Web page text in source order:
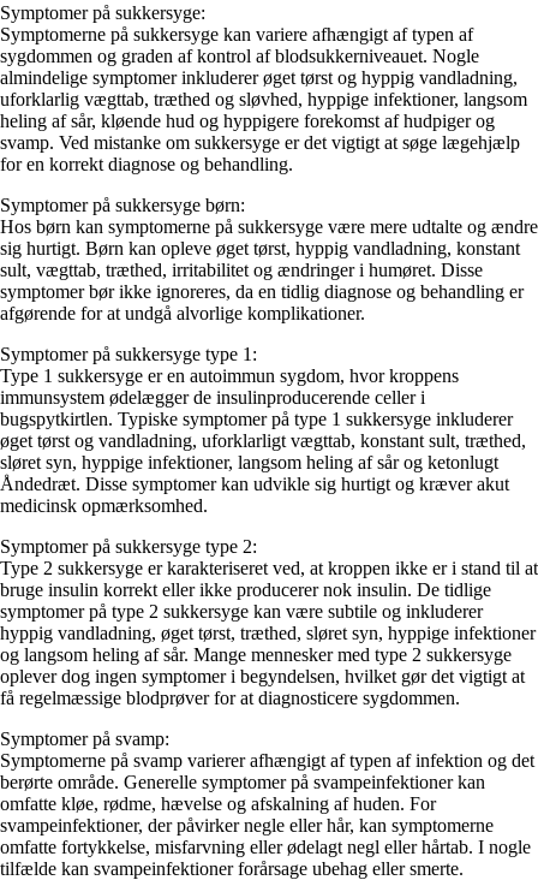
Symptomer på sukkersyge:
Symptomerne på sukkersyge kan variere afhængigt af typen af
sygdommen og graden af kontrol af blodsukkerniveauet. Nogle
almindelige symptomer inkluderer øget tørst og hyppig vandladning,
uforklarlig vægttab, træthed og sløvhed, hyppige infektioner, langsom
heling af sår, kløende hud og hyppigere forekomst af hudpiger og
svamp. Ved mistanke om sukkersyge er det vigtigt at søge lægehjælp
for en korrekt diagnose og behandling.
Symptomer på sukkersyge børn:
Hos børn kan symptomerne på sukkersyge være mere udtalte og ændre
sig hurtigt. Børn kan opleve øget tørst, hyppig vandladning, konstant
sult, vægttab, træthed, irritabilitet og ændringer i humøret. Disse
symptomer bør ikke ignoreres, da en tidlig diagnose og behandling er
afgørende for at undgå alvorlige komplikationer.
Symptomer på sukkersyge type 1:
Type 1 sukkersyge er en autoimmun sygdom, hvor kroppens
immunsystem ødelægger de insulinproducerende celler i
bugspytkirtlen. Typiske symptomer på type 1 sukkersyge inkluderer
øget tørst og vandladning, uforklarligt vægttab, konstant sult, træthed,
sløret syn, hyppige infektioner, langsom heling af sår og ketonlugt
Åndedræt. Disse symptomer kan udvikle sig hurtigt og kræver akut
medicinsk opmærksomhed.
Symptomer på sukkersyge type 2:
Type 2 sukkersyge er karakteriseret ved, at kroppen ikke er i stand til at
bruge insulin korrekt eller ikke producerer nok insulin. De tidlige
symptomer på type 2 sukkersyge kan være subtile og inkluderer
hyppig vandladning, øget tørst, træthed, sløret syn, hyppige infektioner
og langsom heling af sår. Mange mennesker med type 2 sukkersyge
oplever dog ingen symptomer i begyndelsen, hvilket gør det vigtigt at
få regelmæssige blodprøver for at diagnosticere sygdommen.
Symptomer på svamp:
Symptomerne på svamp varierer afhængigt af typen af infektion og det
berørte område. Generelle symptomer på svampeinfektioner kan
omfatte kløe, rødme, hævelse og afskalning af huden. For
svampeinfektioner, der påvirker negle eller hår, kan symptomerne
omfatte fortykkelse, misfarvning eller ødelagt negl eller hårtab. I nogle
tilfælde kan svampeinfektioner forårsage ubehag eller smerte.